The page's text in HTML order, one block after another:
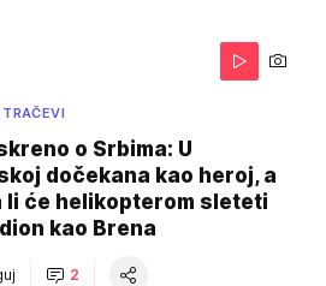
o Srbima: U
dočekana kao heroj, a
li će helikopterom sleteti
kao Brena
2